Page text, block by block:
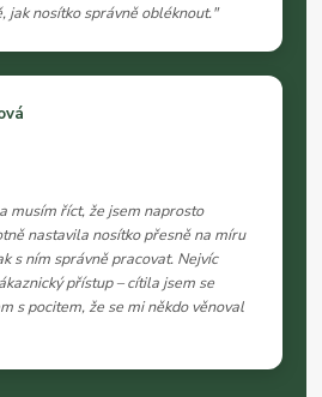
jak nosítko správně obléknout."
musím říct, že jsem naprosto
nastavila nosítko přesně na míru
s ním správně pracovat. Nejvíc
přístup – cítila jsem se
s pocitem, že se mi někdo věnoval